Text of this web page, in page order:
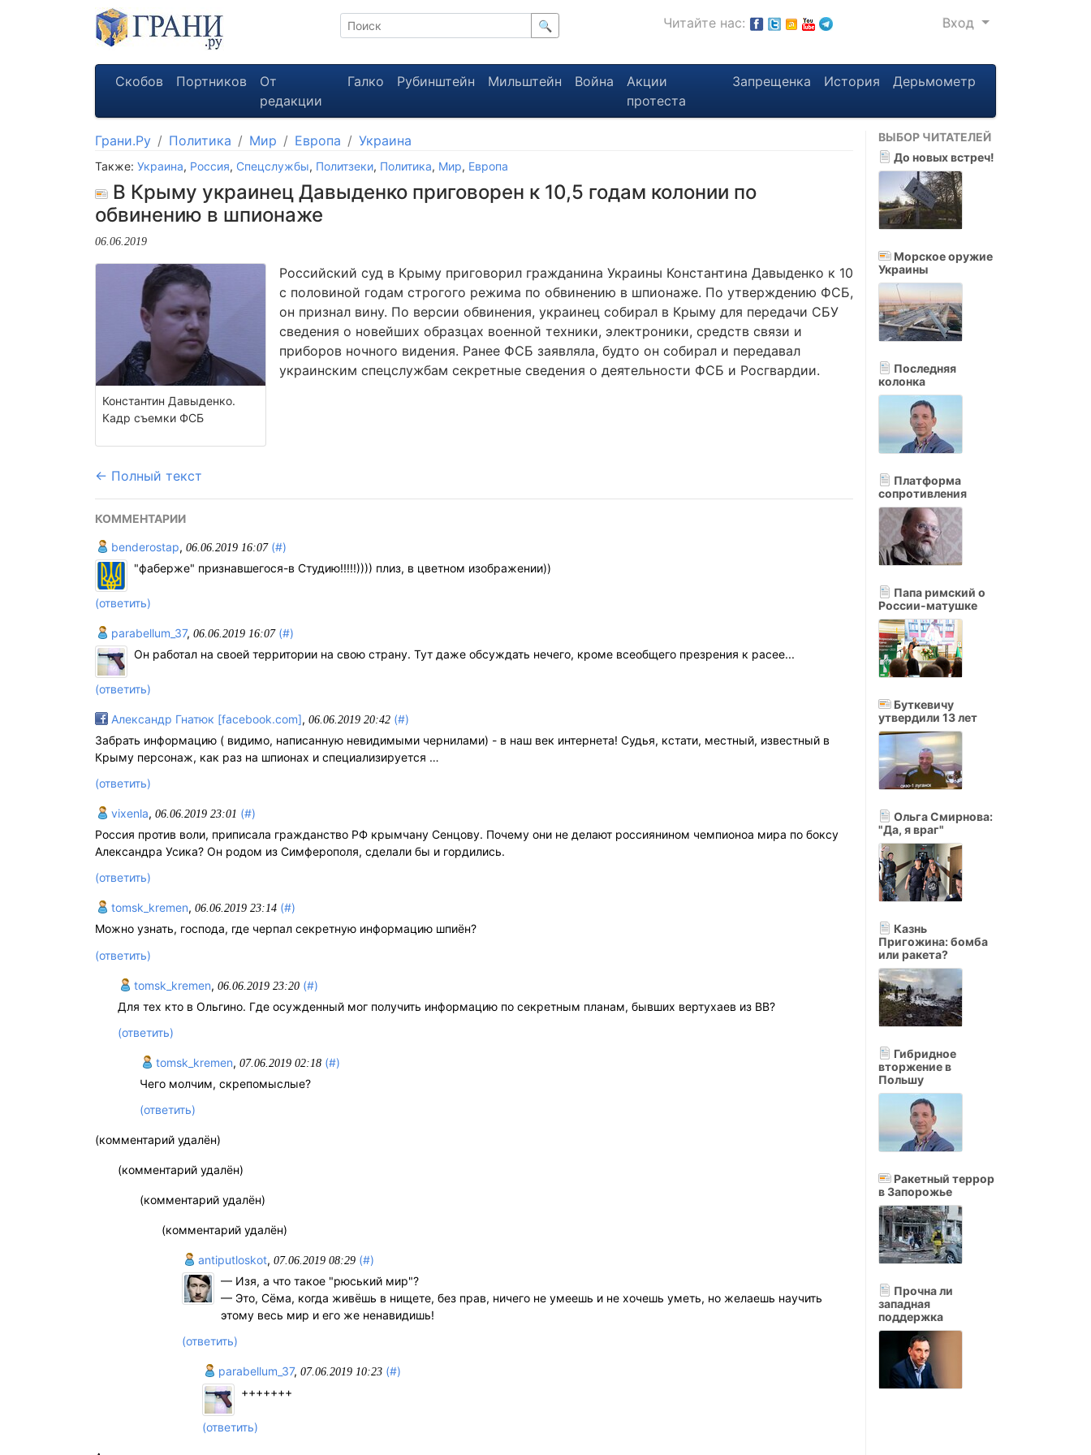
🔍 Читайте нас: Вход
Скобов Портников
От
редакции
Галко Рубинштейн Мильштейн Война
Акции
протеста
Запрещенка История Дерьмометр
Грани.Ру Политика Мир Европа Украина
Также: Украина, Россия, Спецслужбы, Политзеки, Политика, Мир, Европа
В Крыму украинец Давыденко приговорен к 10,5 годам колонии по
обвинению в шпионаже
06.06.2019
Константин Давыденко.
Кадр съемки ФСБ
Российский суд в Крыму приговорил гражданина Украины Константина Давыденко к 10
с половиной годам строгого режима по обвинению в шпионаже. По утверждению ФСБ,
он признал вину. По версии обвинения, украинец собирал в Крыму для передачи СБУ
сведения о новейших образцах военной техники, электроники, средств связи и
приборов ночного видения. Ранее ФСБ заявляла, будто он собирал и передавал
украинским спецслужбам секретные сведения о деятельности ФСБ и Росгвардии.
← Полный текст
КОММЕНТАРИИ
benderostap, 06.06.2019 16:07 (#)
"фаберже" признавшегося-в Студию!!!!!)))) плиз, в цветном изображении))
(ответить)
parabellum_37, 06.06.2019 16:07 (#)
Он работал на своей территории на свою страну. Тут даже обсуждать нечего, кроме всеобщего презрения к расее...
(ответить)
Александр Гнатюк [facebook.com], 06.06.2019 20:42 (#)
Забрать информацию ( видимо, написанную невидимыми чернилами) - в наш век интернета! Судья, кстати, местный, известный в
Крыму персонаж, как раз на шпионах и специализируется …
(ответить)
vixenla, 06.06.2019 23:01 (#)
Россия против воли, приписала гражданство РФ крымчану Сенцову. Почему они не делают россиянином чемпионоа мира по боксу
Александра Усика? Он родом из Симферополя, сделали бы и гордились.
(ответить)
tomsk_kremen, 06.06.2019 23:14 (#)
Можно узнать, господа, где черпал секретную информацию шпиён?
(ответить)
tomsk_kremen,06.06.2019 23:20 (#)
Для тех кто в Ольгино. Где осужденный мог получить информацию по секретным планам, бывших вертухаев из ВВ?
(ответить)
tomsk_kremen,07.06.2019 02:18 (#)
Чего молчим, скрепомыслые?
(ответить)
(комментарий удалён)
(комментарий удалён)
(комментарий удалён)
(комментарий удалён)
antiputloskot,07.06.2019 08:29 (#)
— Изя, а что такое "рюський мир"?
— Это, Сёма, когда живёшь в нищете, без прав, ничего не умеешь и не хочешь уметь, но желаешь научить
этому весь мир и его же ненавидишь!
(ответить)
parabellum_37, 07.06.2019 10:23 (#)
+++++++
(ответить)
ВЫБОР ЧИТАТЕЛЕЙ
До новых встреч!
Морское оружие
Украины
Последняя
колонка
Платформа
сопротивления
Папа римский о
России-матушке
Буткевичу
утвердили 13 лет
Ольга Смирнова:
"Да, я враг"
Казнь
Пригожина: бомба
или ракета?
Гибридное
вторжение в
Польшу
Ракетный террор
в Запорожье
Прочна ли
западная
поддержка